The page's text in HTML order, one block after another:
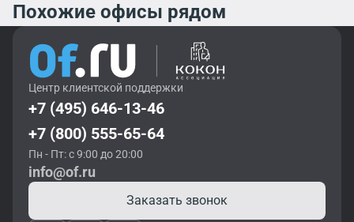
Похожие офисы рядом
Центр клиентской поддержки
+7 (495) 646-13-46
+7 (800) 555-65-64
Пн - Пт: с 9:00 до 20:00
info@of.ru
Заказать звонок